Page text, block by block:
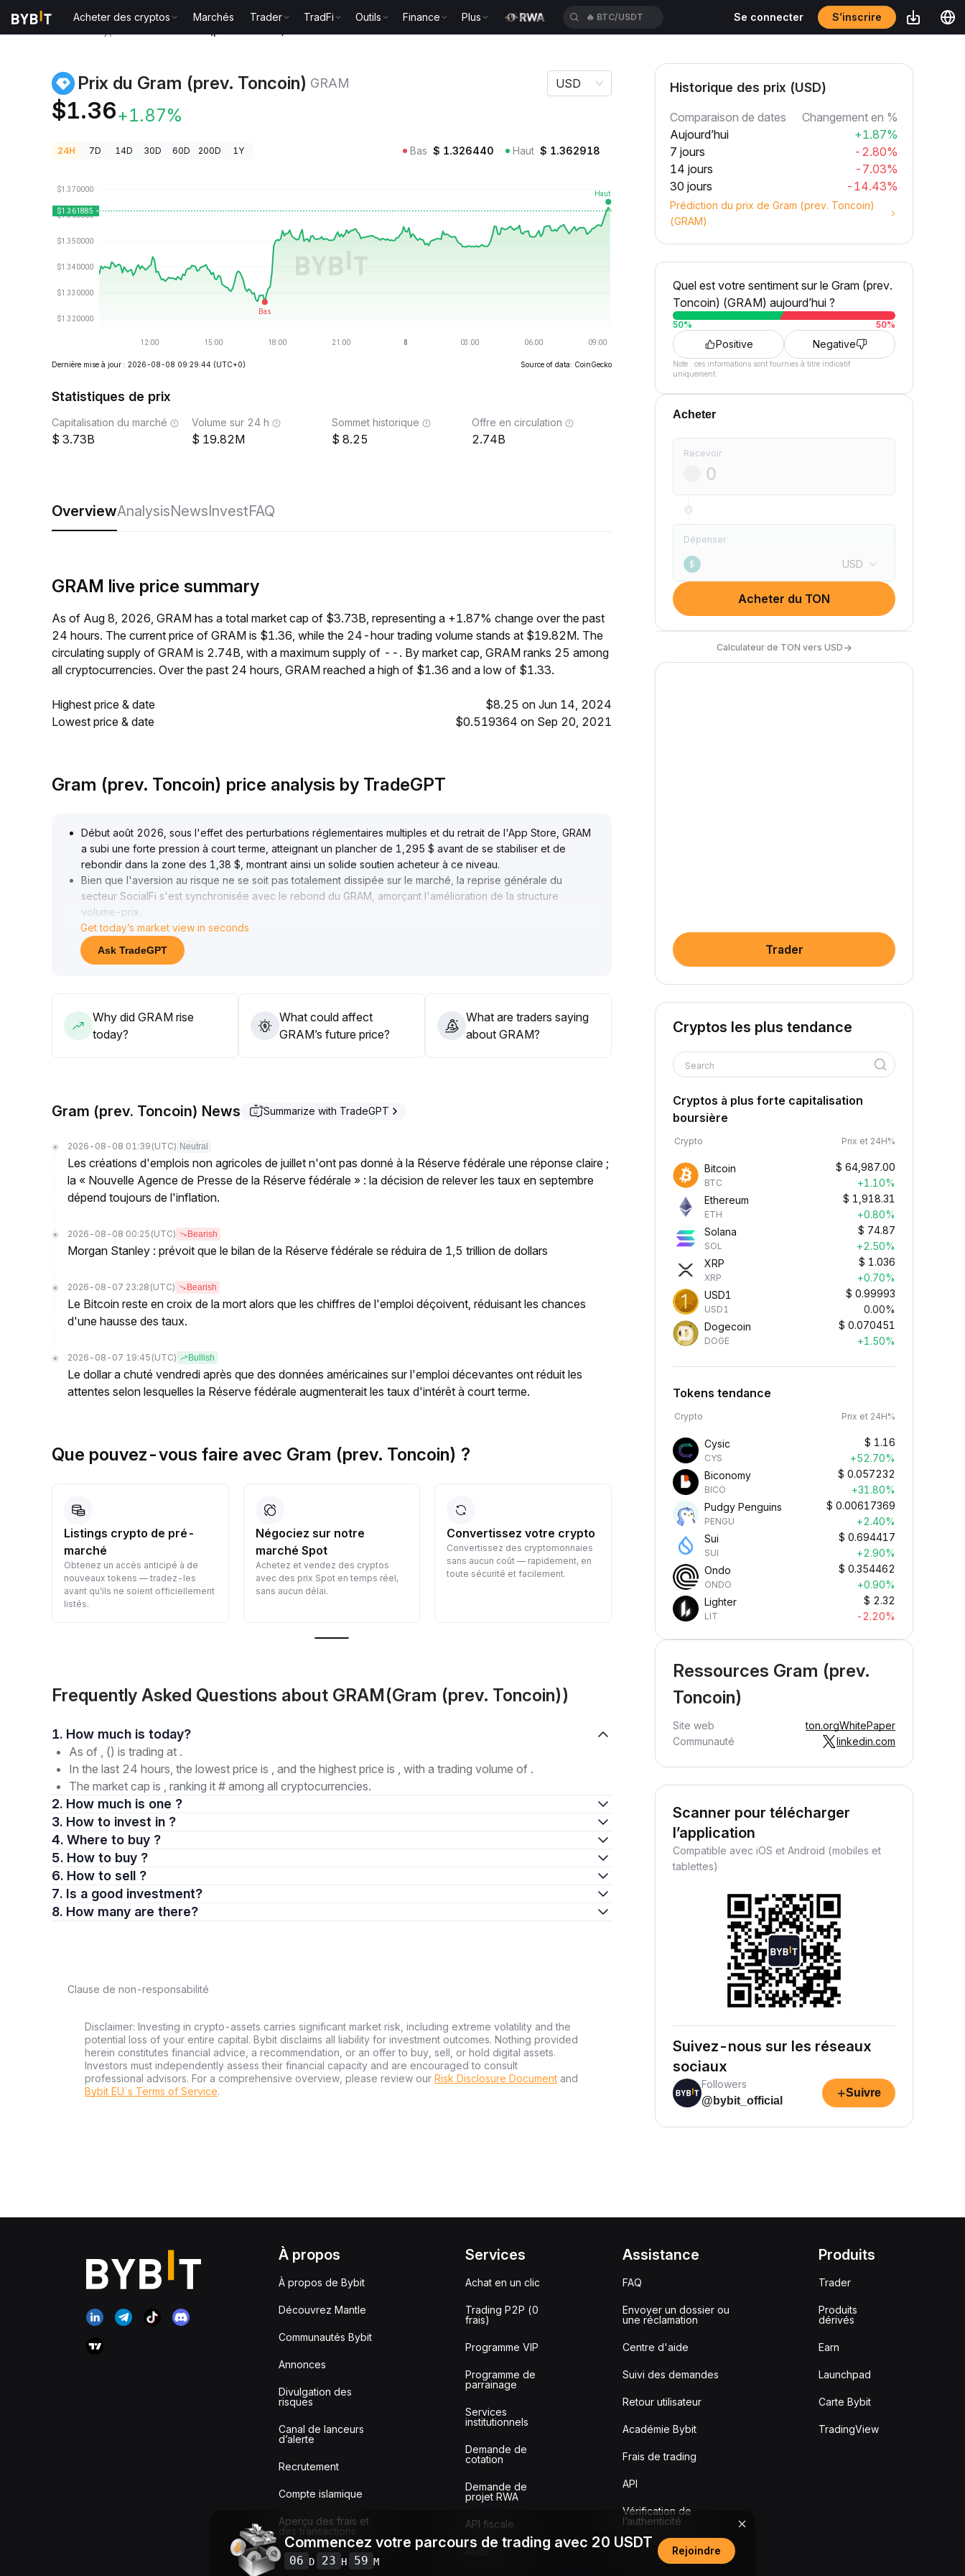
Acheter des cryptos Marchés Trader TradFi Outils Finance Plus Se connecter S’inscrire
Prix du Gram (prev. Toncoin) GRAM
$1.36+1.87%
USD
24H 7D 14D 30D 60D 200D 1Y Bas $ 1.326440 Haut $ 1.362918
Dernière mise à jour : 2026-08-08 09:29:44 (UTC+0) Source of data: CoinGecko
Statistiques de prix
Capitalisation du marché
3.73B
Volume sur 24 h
19.82M
Sommet historique
8.25
Offre en circulation
2.74B
OverviewAnalysisNewsInvestFAQ
GRAM live price summary
As of Aug 8, 2026, GRAM has a total market cap of $3.73B, representing a +1.87% change over the past
24 hours. The current price of GRAM is $1.36, while the 24-hour trading volume stands at $19.82M. The
circulating supply of GRAM is 2.74B, with a maximum supply of --. By market cap, GRAM ranks 25 among
all cryptocurrencies. Over the past 24 hours, GRAM reached a high of $1.36 and a low of $1.33.
Highest price & date
$8.25 on Jun 14, 2024
Lowest price & date
$0.519364 on Sep 20, 2021
Gram (prev. Toncoin) price analysis by TradeGPT
Début août 2026, sous l'effet des perturbations réglementaires multiples et du retrait de l'App Store, GRAM
a subi une forte pression à court terme, atteignant un plancher de 1,295 $ avant de se stabiliser et de
rebondir dans la zone des 1,38 $, montrant ainsi un solide soutien acheteur à ce niveau.
Bien que l'aversion au risque ne se soit pas totalement dissipée sur le marché, la reprise générale du
secteur SocialFi s'est synchronisée avec le rebond du GRAM, amorçant l'amélioration de la structure
volume-prix
Nous recommandons de surveiller la force des positions dans la zone 1,38–1,40 $
Si les volumes continuent d'augmenter, GRAM pourrait retester la résistance des 1,45 $
À court terme, il convient d'adopter une stratégie d'achat sur corrections et de contrôler strictement les
Get today’s market view in seconds
Ask TradeGPT
Why did GRAM rise
today?
What could affect
GRAM’s future price?
What are traders saying
about GRAM?
Gram (prev. Toncoin) News Summarize with TradeGPT
2026-08-08 01:39 (UTC) Neutral
Les créations d'emplois non agricoles de juillet n'ont pas donné à la Réserve fédérale une réponse claire ;
la « Nouvelle Agence de Presse de la Réserve fédérale » : la décision de relever les taux en septembre
dépend toujours de l'inflation.
2026-08-08 00:25 (UTC) Bearish
Morgan Stanley : prévoit que le bilan de la Réserve fédérale se réduira de 1,5 trillion de dollars
2026-08-07 23:28 (UTC) Bearish
Le Bitcoin reste en croix de la mort alors que les chiffres de l'emploi déçoivent, réduisant les chances
d'une hausse des taux.
2026-08-07 19:45 (UTC) Bullish
Le dollar a chuté vendredi après que des données américaines sur l'emploi décevantes ont réduit les
attentes selon lesquelles la Réserve fédérale augmenterait les taux d'intérêt à court terme.
Que pouvez-vous faire avec Gram (prev. Toncoin) ?
Listings crypto de pré-
marché
Obtenez un accès anticipé à de
nouveaux tokens — tradez-les
avant qu’ils ne soient officiellement
listés.
Négociez sur notre
marché Spot
Achetez et vendez des cryptos
avec des prix Spot en temps réel,
sans aucun délai.
Convertissez votre crypto
Convertissez des cryptomonnaies
sans aucun coût — rapidement, en
toute sécurité et facilement.
Gagnez des cryptos
passivement
Gagnez des récompenses
passives : déposez simplement
vos fonds et regardez-les
fructifier.
Frequently Asked Questions about GRAM(Gram (prev. Toncoin))
1. How much is today?
As of , () is trading at .
In the last 24 hours, the lowest price is , and the highest price is , with a trading volume of .
The market cap is , ranking it # among all cryptocurrencies.
2. How much is one ?
3. How to invest in ?
4. Where to buy ?
5. How to buy ?
6. How to sell ?
7. Is a good investment?
8. How many are there?
Clause de non-responsabilité
Disclaimer: Investing in crypto-assets carries significant market risk, including extreme volatility and the
potential loss of your entire capital. Bybit disclaims all liability for investment outcomes. Nothing provided
herein constitutes financial advice, a recommendation, or an offer to buy, sell, or hold digital assets.
Investors must independently assess their financial capacity and are encouraged to consult
professional advisors. For a comprehensive overview, please review our Risk Disclosure Document and
Bybit EU´s Terms of Service.
Historique des prix (USD)
Comparaison de dates
Changement en %
Aujourd’hui
+1.87%
7 jours
-2.80%
14 jours
-7.03%
30 jours
-14.43%
Prédiction du prix de Gram (prev. Toncoin)
(GRAM)
Quel est votre sentiment sur le Gram (prev.
Toncoin) (GRAM) aujourd’hui ?
50% 50%
Positive Negative
Note : ces informations sont fournies à titre indicatif
uniquement.
Acheter
Recevoir
Dépenser
$ USD
Acheter du TON
Calculateur de TON vers USD→
Trader
Cryptos les plus tendance
Search
Cryptos à plus forte capitalisation
boursière
Crypto Prix et 24H%
Bitcoin
BTC
$ 64,987.00
+1.10%
Ethereum
ETH
$ 1,918.31
+0.80%
Solana
SOL
$ 74.87
+2.50%
XRP
XRP
$ 1.036
+0.70%
USD1
USD1
$ 0.99993
0.00%
Dogecoin
DOGE
$ 0.070451
+1.50%
Tokens tendance
Crypto Prix et 24H%
Cysic
CYS
$ 1.16
+52.70%
Biconomy
BICO
$ 0.057232
+31.80%
Pudgy Penguins
PENGU
$ 0.00617369
+2.40%
Sui
SUI
$ 0.694417
+2.90%
Ondo
ONDO
$ 0.354462
+0.90%
Lighter
LIT
$ 2.32
-2.20%
Ressources Gram (prev.
Toncoin)
Site web ton.orgWhitePaper
Communauté
linkedin.com
Scanner pour télécharger
l’application
Compatible avec iOS et Android (mobiles et
tablettes)
Suivez-nous sur les réseaux
sociaux
Followers
@bybit_official
+Suivre
À propos
À propos de Bybit
Découvrez Mantle
Communautés Bybit
Annonces
Divulgation des
risques
Canal de lanceurs
d’alerte
Recrutement
Compte islamique
Aperçu des frais et
des transactions
Services
Achat en un clic
Trading P2P (0
frais)
Programme VIP
Programme de
parrainage
Services
institutionnels
Demande de
cotation
Demande de
projet RWA
API fiscale
Audit
Assistance
FAQ
Envoyer un dossier ou
une réclamation
Centre d'aide
Suivi des demandes
Retour utilisateur
Académie Bybit
Frais de trading
API
Vérification de
l’authenticité
Produits
Trader
Produits
dérivés
Earn
Launchpad
Carte Bybit
TradingView
Commencez votre parcours de trading avec 20 USDT
06 D 23 H 59 M
Rejoindre